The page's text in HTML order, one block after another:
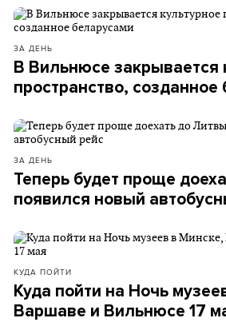
ЗА ДЕНЬ
В Вильнюсе закрывается
пространство, созданное
ЗА ДЕНЬ
Теперь будет проще
появился новый
КУДА ПОЙТИ
Куда пойти на Ночь
Варшаве и Вильнюсе 17